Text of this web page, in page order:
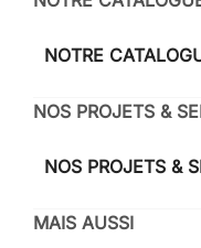
NOTRE
NOS PROJETS &
NOS PROJETS &
MAIS AUSSI